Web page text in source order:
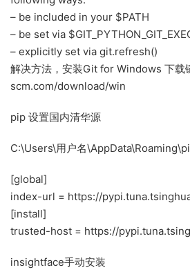
– be included in your $PATH
– be set via
– explicitly set via git.refresh()
解决方法，安装Git for Windows 下
scm.com/download/win
pip 设置国内清华源
C:\Users\用户名
[global]
index-url = https://
[install]
trusted-host = https://
insightface手动安装